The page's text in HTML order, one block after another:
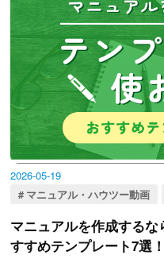
2026-05-19
マニュアル・ハウツー動画
マニュアルを作成する
すすめテンプレート7選！